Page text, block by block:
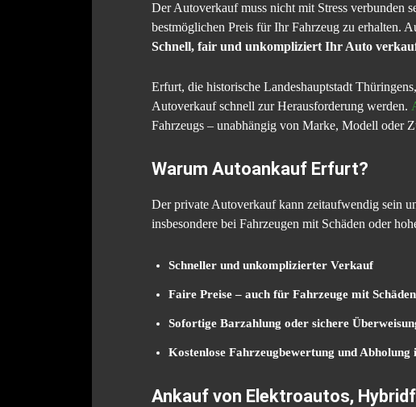
Der Autoverkauf muss nicht mit Stress verbunden
bestmöglichen Preis für Ihr Fahrzeug zu erhalten.
Schnell, fair und unkompliziert Ihr Auto
Erfurt, die historische Landeshauptstadt
Autoverkauf schnell zur Herausforderung werden.
Fahrzeugs – unabhängig von Marke, Modell oder
Warum Autoankauf Erfurt?
Der private Autoverkauf kann zeitaufwendig sein
insbesondere bei Fahrzeugen mit Schäden oder
Schneller und unkomplizierter Verkauf
Faire Preise – auch für Fahrzeuge mit Schäden
Sofortige Barzahlung oder sichere
Kostenlose Fahrzeugbewertung und
Ankauf von Elektroautos,